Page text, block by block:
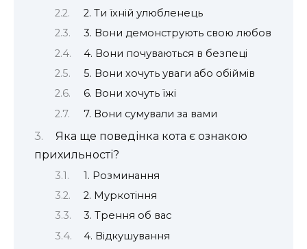
2. Ти їхній улюбленець
3. Вони демонструють свою любов
4. Вони почуваються в безпеці
5. Вони хочуть уваги або обіймів
6. Вони хочуть їжі
7. Вони сумували за вами
Яка ще поведінка кота є ознакою
прихильності?
1. Розминання
2. Муркотіння
3. Трення об вас
4. Відкушування